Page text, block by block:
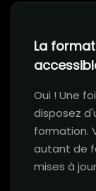
La
Oui ! Une
disposez
formation.
autant de
mises à